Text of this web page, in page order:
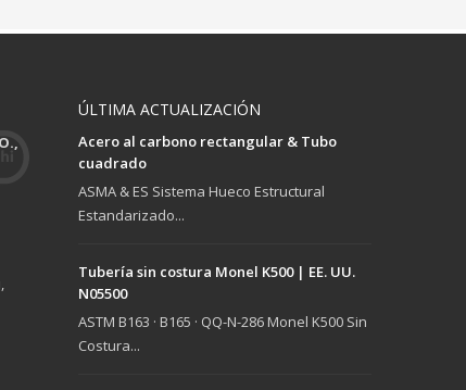
ÚLTIMA ACTUALIZACIÓN
Acero al carbono rectangular & Tubo
cuadrado
ASMA & ES Sistema Hueco Estructural
Estandarizado...
Tubería sin costura Monel K500 | EE. UU.
N05500
ASTM B163 · B165 · QQ-N-286 Monel K500 Sin
Costura...